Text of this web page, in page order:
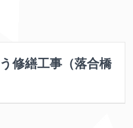
修繕工事（落合橋